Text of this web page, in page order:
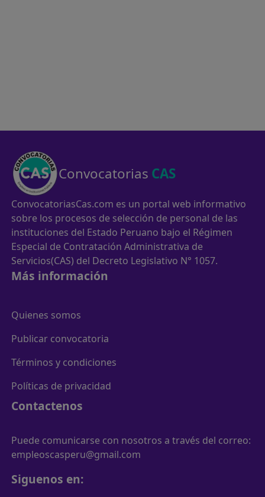
Convocatorias CAS
ConvocatoriasCas.com es un portal web informativo
sobre los procesos de selección de personal de las
instituciones del Estado Peruano bajo el Régimen
Especial de Contratación Administrativa de
Servicios(CAS) del Decreto Legislativo N° 1057.
Más información
Quienes somos
Publicar convocatoria
Términos y condiciones
Políticas de privacidad
Contactenos
Puede comunicarse con nosotros a través del correo:
empleoscasperu@gmail.com
Siguenos en: